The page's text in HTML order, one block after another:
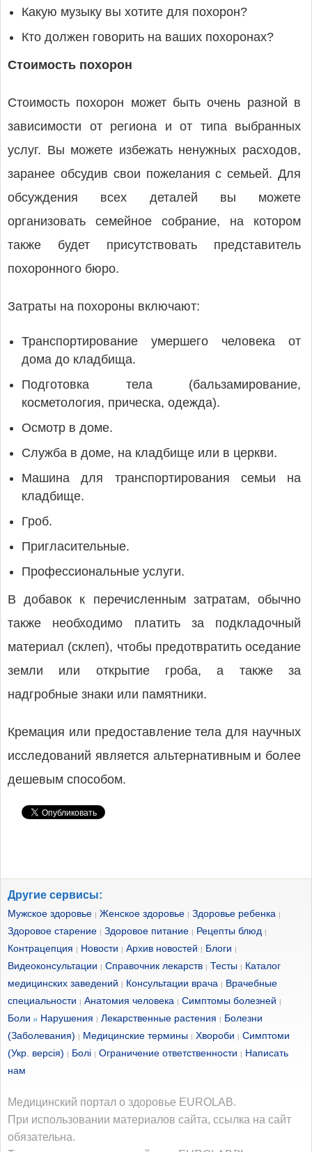
Какую музыку вы хотите для похорон?
Кто должен говорить на ваших похоронах?
Стоимость похорон
Стоимость похорон может быть очень разной в
зависимости от региона и от типа выбранных
услуг. Вы можете избежать ненужных расходов,
заранее обсудив свои пожелания с семьей. Для
обсуждения всех деталей вы можете
организовать семейное собрание, на котором
также будет присутствовать представитель
похоронного бюро.
Затраты на похороны включают:
Транспортирование умершего человека от
дома до кладбища.
Подготовка тела (бальзамирование,
косметология, прическа, одежда).
Осмотр в доме.
Служба в доме, на кладбище или в церкви.
Машина для транспортирования семьи на
кладбище.
Гроб.
Пригласительные.
Профессиональные услуги.
В добавок к перечисленным затратам, обычно
также необходимо платить за подкладочный
материал (склеп), чтобы предотвратить оседание
земли или открытие гроба, а также за
надгробные знаки или памятники.
Кремация или предоставление тела для научных
исследований является альтернативным и более
дешевым способом.
Другие сервисы:
Мужское здоровье | Женское здоровье | Здоровье ребенка |
Здоровое старение | Здоровое питание | Рецепты блюд |
Контрацепция | Новости | Архив новостей | Блоги |
Видеоконсультации | Справочник лекарств | Тесты | Каталог
медицинских заведений | Консультации врача | Врачебные
специальности | Анатомия человека | Симптомы болезней |
Боли и Нарушения | Лекарственные растения | Болезни
(Заболевания) | Медицинские термины | Хвороби | Симптоми
(Укр. версія) | Болі | Ограничение ответственности | Написать
нам
Медицинский портал о здоровье EUROLAB.
При использовании материалов сайта, ссылка на сайт
обязательна.